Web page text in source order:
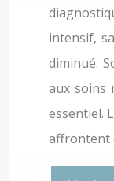
intensif,
diminué.
aux soins
essentiel.
affrontent